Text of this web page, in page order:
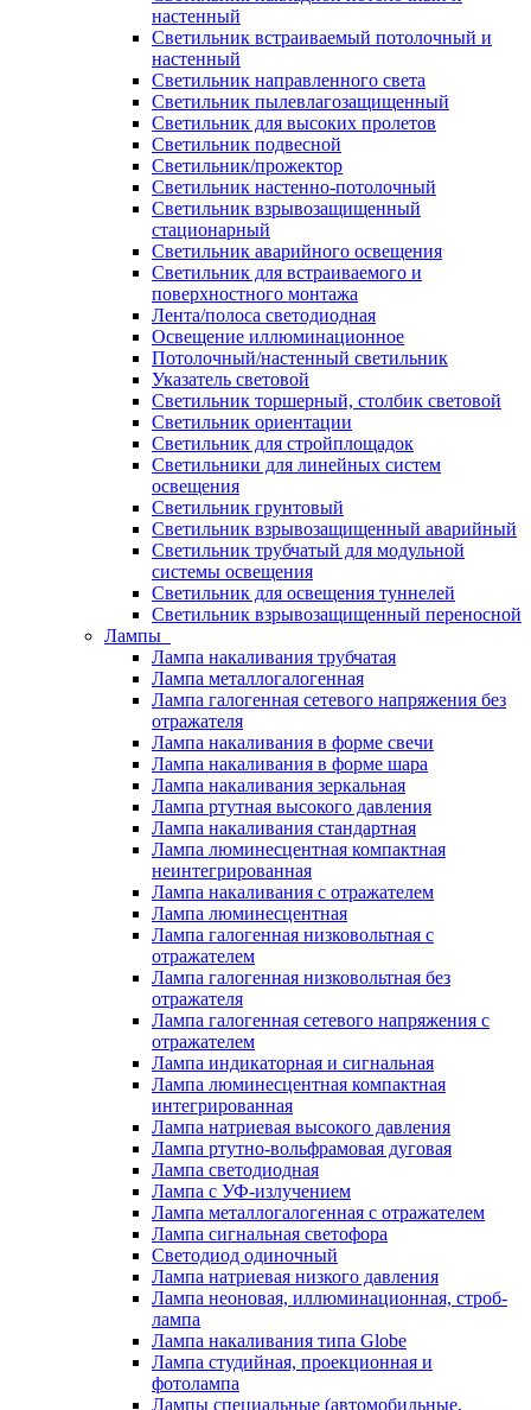
настенный
Светильник встраиваемый потолочный и
настенный
Светильник направленного света
Светильник пылевлагозащищенный
Светильник для высоких пролетов
Светильник подвесной
Светильник/прожектор
Светильник настенно-потолочный
Светильник взрывозащищенный
стационарный
Светильник аварийного освещения
Светильник для встраиваемого и
поверхностного монтажа
Лента/полоса светодиодная
Освещение иллюминационное
Потолочный/настенный светильник
Указатель световой
Светильник торшерный, столбик световой
Светильник ориентации
Светильник для стройплощадок
Светильники для линейных систем
освещения
Светильник грунтовый
Светильник взрывозащищенный аварийный
Светильник трубчатый для модульной
системы освещения
Светильник для освещения туннелей
Светильник взрывозащищенный переносной
Лампы
Лампа накаливания трубчатая
Лампа металлогалогенная
Лампа галогенная сетевого напряжения без
отражателя
Лампа накаливания в форме свечи
Лампа накаливания в форме шара
Лампа накаливания зеркальная
Лампа ртутная высокого давления
Лампа накаливания стандартная
Лампа люминесцентная компактная
неинтегрированная
Лампа накаливания с отражателем
Лампа люминесцентная
Лампа галогенная низковольтная с
отражателем
Лампа галогенная низковольтная без
отражателя
Лампа галогенная сетевого напряжения с
отражателем
Лампа индикаторная и сигнальная
Лампа люминесцентная компактная
интегрированная
Лампа натриевая высокого давления
Лампа ртутно-вольфрамовая дуговая
Лампа светодиодная
Лампа с УФ-излучением
Лампа металлогалогенная с отражателем
Лампа сигнальная светофора
Светодиод одиночный
Лампа натриевая низкого давления
Лампа неоновая, иллюминационная, строб-
лампа
Лампа накаливания типа Globe
Лампа студийная, проекционная и
фотолампа
Лампы специальные (автомобильные,